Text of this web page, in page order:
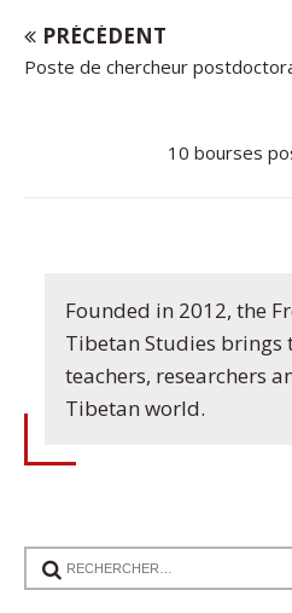
PRÉCÉDENT
Poste de chercheur
10 bourses
Founded in 2012, the
Tibetan Studies brings
teachers, researchers
Tibetan world.